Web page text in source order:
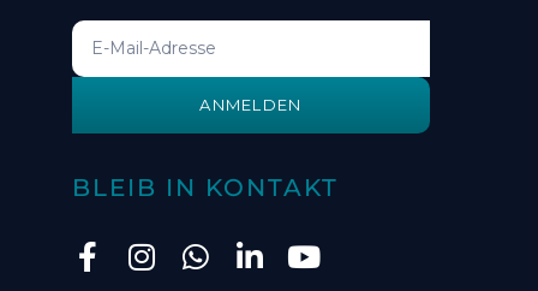
ANMELDEN
BLEIB IN KONTAKT